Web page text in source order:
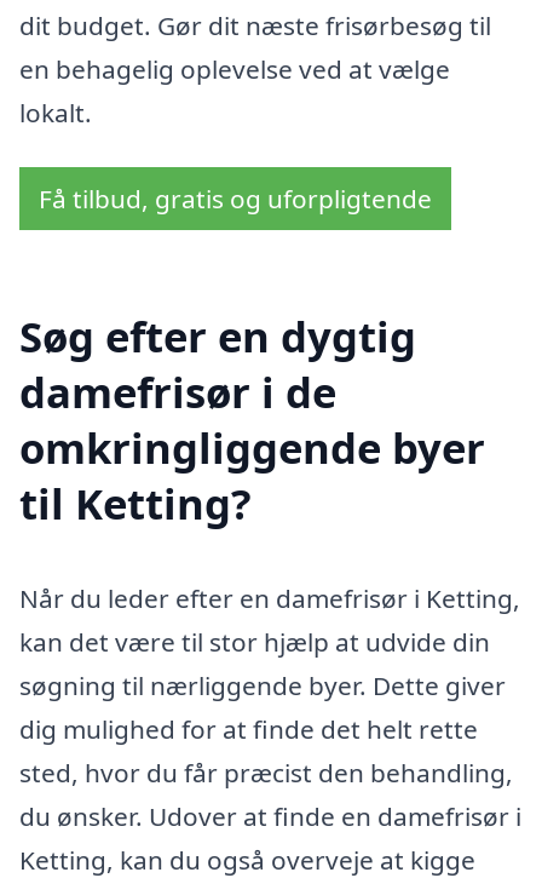
dit budget. Gør dit næste frisørbesøg til
en behagelig oplevelse ved at vælge
lokalt.
Få tilbud, gratis og uforpligtende
Søg efter en dygtig
damefrisør i de
omkringliggende byer
til Ketting?
Når du leder efter en damefrisør i Ketting,
kan det være til stor hjælp at udvide din
søgning til nærliggende byer. Dette giver
dig mulighed for at finde det helt rette
sted, hvor du får præcist den behandling,
du ønsker. Udover at finde en damefrisør i
Ketting, kan du også overveje at kigge